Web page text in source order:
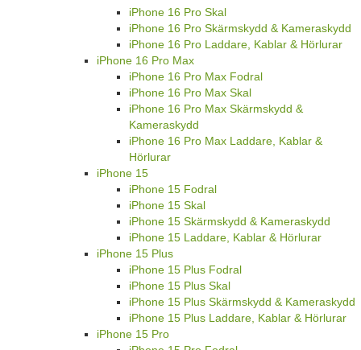
iPhone 16 Pro Skal
iPhone 16 Pro Skärmskydd & Kameraskydd
iPhone 16 Pro Laddare, Kablar & Hörlurar
iPhone 16 Pro Max
iPhone 16 Pro Max Fodral
iPhone 16 Pro Max Skal
iPhone 16 Pro Max Skärmskydd &
Kameraskydd
iPhone 16 Pro Max Laddare, Kablar &
Hörlurar
iPhone 15
iPhone 15 Fodral
iPhone 15 Skal
iPhone 15 Skärmskydd & Kameraskydd
iPhone 15 Laddare, Kablar & Hörlurar
iPhone 15 Plus
iPhone 15 Plus Fodral
iPhone 15 Plus Skal
iPhone 15 Plus Skärmskydd & Kameraskydd
iPhone 15 Plus Laddare, Kablar & Hörlurar
iPhone 15 Pro